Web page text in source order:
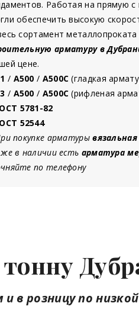
Работая на прямую
обеспечить высокую
сортамент
арматуру в
цене.
/ А500 / А500С (гладкая
/ А500 / А500С (рифленая
5781-82
52544
покупке арматуры
же в наличии есть арматура
по телефону
и в розницупо